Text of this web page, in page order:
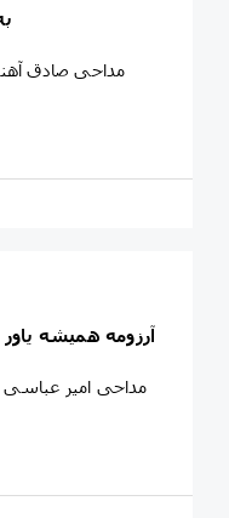
🎥 آرزومه همیشه